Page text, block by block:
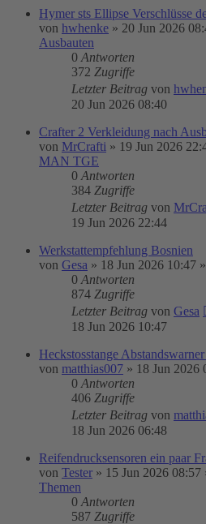
Hymer sts Ellipse Verschlüsse
von hwhenke » 20 Jun 2026
Ausbauten
0 Antworten
372 Zugriffe
Letzter Beitrag von
20 Jun 2026 08:40
Crafter 2 Verkleidung nach
von MrCrafti » 19 Jun 2026
MAN TGE
0 Antworten
384 Zugriffe
Letzter Beitrag von
19 Jun 2026 22:44
Werkstattempfehlung Bosnien
von Gesa » 18 Jun 2026 10:47
0 Antworten
874 Zugriffe
Letzter Beitrag von Gesa
18 Jun 2026 10:47
Heckstosstange
von matthias007 » 18 Jun 2026
0 Antworten
406 Zugriffe
Letzter Beitrag von
18 Jun 2026 06:48
Reifendrucksensoren ein paar
von Tester » 15 Jun 2026 08:57
Themen
0 Antworten
587 Zugriffe